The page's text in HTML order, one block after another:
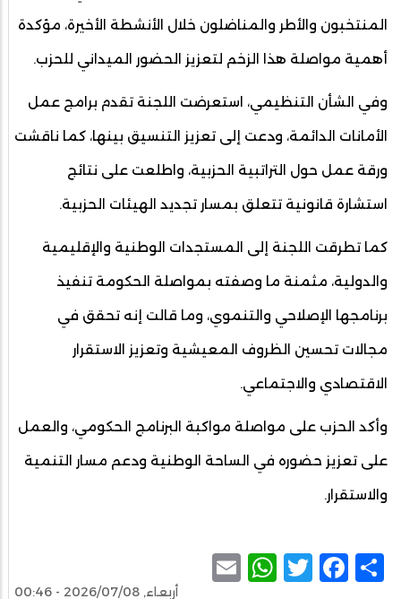
المنتخبون والأطر والمناضلون خلال الأنشطة الأخيرة، مؤكدة
أهمية مواصلة هذا الزخم لتعزيز الحضور الميداني للحزب.
وفي الشأن التنظيمي، استعرضت اللجنة تقدم برامج عمل
الأمانات الدائمة، ودعت إلى تعزيز التنسيق بينها، كما ناقشت
ورقة عمل حول التراتبية الحزبية، واطلعت على نتائج
استشارة قانونية تتعلق بمسار تجديد الهيئات الحزبية.
كما تطرقت اللجنة إلى المستجدات الوطنية والإقليمية
والدولية، مثمنة ما وصفته بمواصلة الحكومة تنفيذ
برنامجها الإصلاحي والتنموي، وما قالت إنه تحقق في
مجالات تحسين الظروف المعيشية وتعزيز الاستقرار
الاقتصادي والاجتماعي.
وأكد الحزب على مواصلة مواكبة البرنامج الحكومي، والعمل
على تعزيز حضوره في الساحة الوطنية ودعم مسار التنمية
والاستقرار.
Share
Facebook
Twitter
WhatsApp
أربعاء, 2026/07/08 - 00:46